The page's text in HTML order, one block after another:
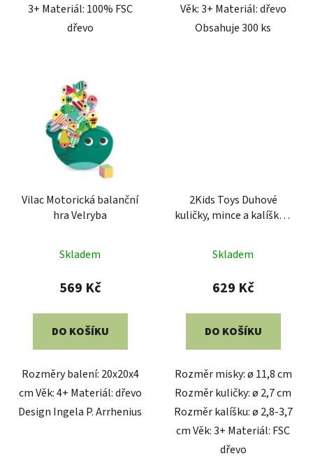
3+ Materiál: 100% FSC
dřevo
Věk: 3+ Materiál: dřevo
Obsahuje 300 ks
Vilac Motorická balanční
hra Velryba
Skladem
569 Kč
DO KOŠÍKU
Rozměry balení: 20x20x4
cm Věk: 4+ Materiál: dřevo
Design Ingela P. Arrhenius
2Kids Toys Duhové
kuličky, mince a kalíšky 8
Skladem
629 Kč
DO KOŠÍKU
Rozměr misky: ø 11,8 cm
Rozměr kuličky: ø 2,7 cm
Rozměr kalíšku: ø 2,8-3,7
cm Věk: 3+ Materiál: FSC
dřevo